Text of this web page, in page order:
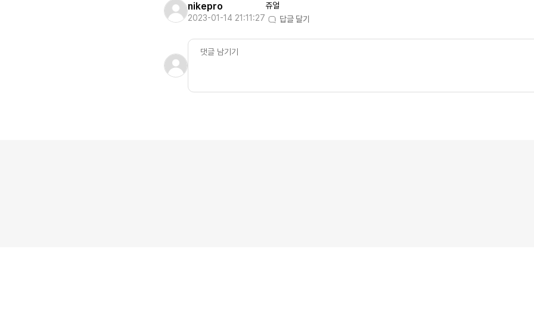
nikepro
2023-01-14 21:11:27
쥬얼
답글 달기